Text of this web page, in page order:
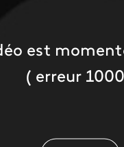
est
( erreur